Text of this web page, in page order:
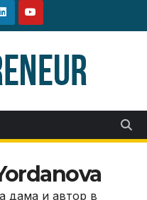
дама и автор в